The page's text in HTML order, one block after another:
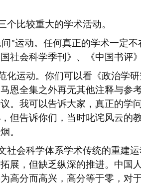
个比较重大的学术活动。
”运动。任何真正的学术一定
社会科学季刊》、《中国书评
化运动。你们可以看《政治学
恩全集之外再无其他注释与参
。我可以告诉大家，真正的学
但告诉你们，当时叱诧风云的
。
社会科学体系学术传统的重建
展，但缺乏纵深的推进。中国
高分而高兴，高分等于零，对